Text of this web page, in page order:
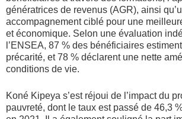
génératrices de revenus (AGR), ainsi
accompagnement ciblé pour une
et économique. Selon une évaluation
l’ENSEA, 87 % des bénéficiaires
précarité, et 78 % déclarent une nette
conditions de vie.
Koné Kipeya s’est réjoui de l’impact du
pauvreté, dont le taux est passé de 46,3